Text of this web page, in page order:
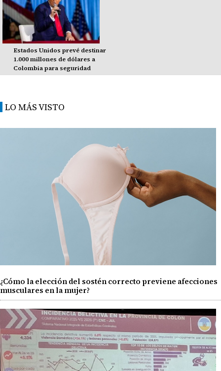
Estados Unidos prevé destinar
1.000 millones de dólares a
Colombia para seguridad
LO MÁS VISTO
¿Cómo la elección del sostén correcto previene afecciones
musculares en la mujer?